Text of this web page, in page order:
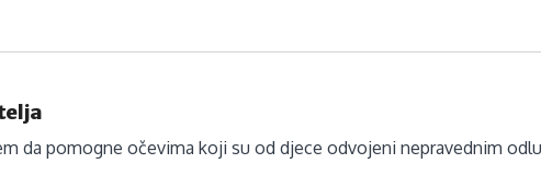
da pomogne očevima koji su od djece odvojeni nepravednim